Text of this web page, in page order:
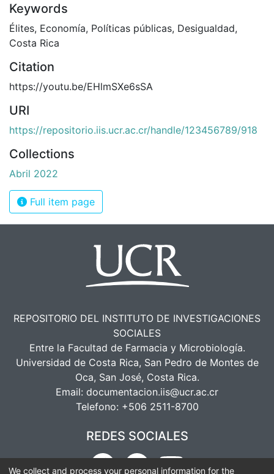
Keywords
Élites, Economía, Políticas públicas, Desigualdad,
Costa Rica
Citation
https://youtu.be/EHlmSXe6sSA
URI
https://repositorio.iis.ucr.ac.cr/handle/123456789/918
Collections
Abril 2022
Full item page
REPOSITORIO DEL INSTITUTO DE INVESTIGACIONES
SOCIALES
Entre la Facultad de Farmacia y Microbiología.
Universidad de Costa Rica, San Pedro de Montes de
Oca, San José, Costa Rica.
Email: documentacion.iis@ucr.ac.cr
Telefono: +506 2511-8700
REDES SOCIALES
We collect and process your personal information for the